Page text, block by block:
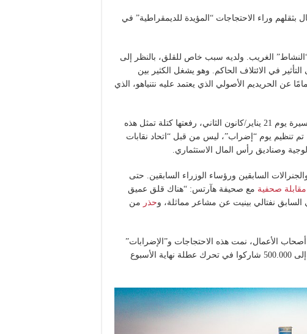
بثقلهم وراء الاحتجاجات “المؤيدة للديمقراطية” في
الغريب. ولديه سبب خاص للقلق، بالنظر إلى
في الائتلاف الحاكم. وهو يشغل الكثير بين
عن الحريديم الأصولي الذي يعتمد عليه نتنياهو، الذي
كُتب على إحدى اللافتات “أنقذوا دولتنا الناشئة”، في مسيرة يوم 21 يناير/كانون الثاني، رفعتها كتلة تمثل هذه
في مجال التكنولوجيا. في 13 فبراير، تم تنظيم يوم “إضراب”، ليس من قبل “اتحاد نقابات
السابقين ورؤساء الوزراء السابقين. حتى
مقابلة صحفية مع صحيفة هآرتس: “هناك قلق عميق
السابق نفتالي بينيت عن مشاعر مماثلة، وحذر من
الأعمال، نمت هذه الاحتجاجات و”الإضرابات”
وحواجز الطرق، حيث قدر بعض المنظمين أن ما يصل إلى 500.000 شاركوا في تحرك عطلة نهاية الأسبوع